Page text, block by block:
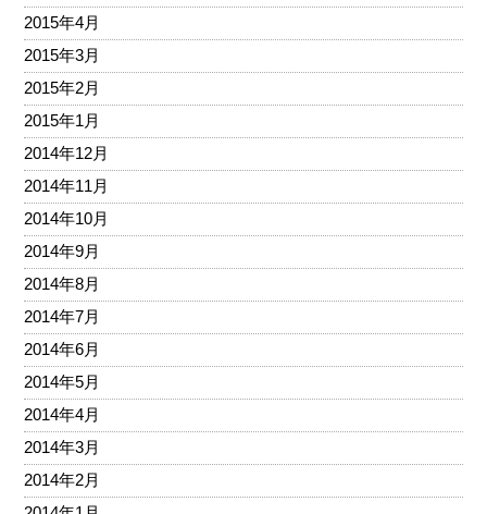
2015年4月
2015年3月
2015年2月
2015年1月
2014年12月
2014年11月
2014年10月
2014年9月
2014年8月
2014年7月
2014年6月
2014年5月
2014年4月
2014年3月
2014年2月